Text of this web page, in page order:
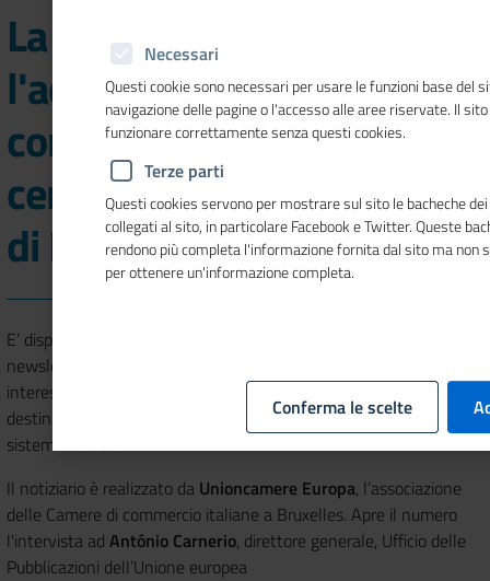
La piattaforma TED per
l'accesso alle opportunità
commerciali dell'UE al
centro del nuovo numero
di Mosaico Europa
E’ disponibile il numero 13 del 2021 di
newsletter quindicinale focalizzata sui temi europei di prioritario
interesse per le Camere di commercio e concepita per essere
destinata ad una capillare diffusione presso le realtà locali del
sistema camerale.
Il notiziario è realizzato da Unioncamere Europa, l’associazione
delle Camere di commercio italiane a Bruxelles. Apre il numero
l'intervista ad António Carnerio, direttore generale, Ufficio delle
Pubblicazioni dell’Unione europea
Necessari
Questi cookie sono necessari per usare le funzioni base del
navigazione delle pagine o l'accesso alle aree riservate. Il
funzionare correttamente senza questi cookies.
Terze parti
Questi cookies servono per mostrare sul sito le bacheche
collegati al sito, in particolare Facebook e Twitter. Queste
rendono più completa l'informazione fornita dal sito ma non
per ottenere un'informazione completa.
Conferma le scelte